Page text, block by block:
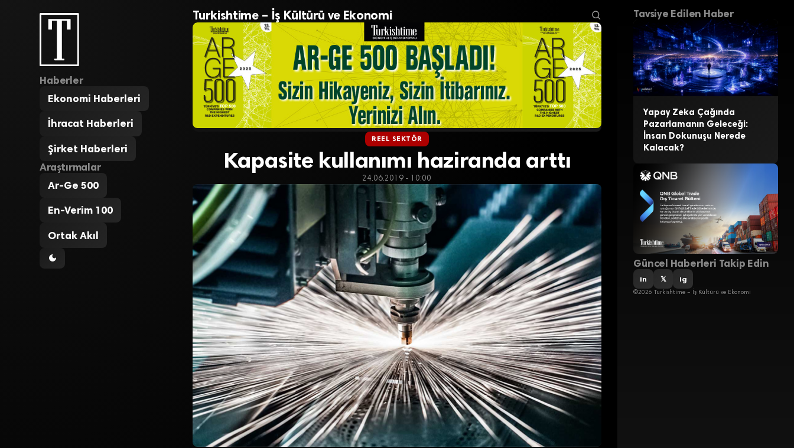
Haberler
Ekonomi Haberleri
İhracat Haberleri
Şirket Haberleri
Araştırmalar
Ar-Ge 500
En-Verim 100
Ortak Akıl
Turkishtime – İş Kültürü ve Ekonomi
REEL SEKTÖR
Kapasite kullanımı haziranda arttı
24.06.2019 - 10:00
Tavsiye Edilen Haber
Yapay Zeka Çağında
Pazarlamanın Geleceği:
İnsan Dokunuşu Nerede
Kalacak?
Güncel Haberleri Takip Edin
in 𝕏 ig
©2026 Turkishtime – İş Kültürü ve Ekonomi